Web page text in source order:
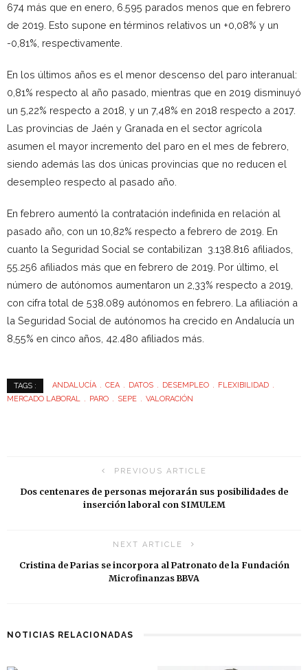
674 más que en enero, 6.595 parados menos que en febrero
de 2019. Esto supone en términos relativos un +0,08% y un
-0,81%, respectivamente.
En los últimos años es el menor descenso del paro interanual:
0,81% respecto al año pasado, mientras que en 2019 disminuyó
un 5,22% respecto a 2018, y un 7,48% en 2018 respecto a 2017.
Las provincias de Jaén y Granada en el sector agrícola
asumen el mayor incremento del paro en el mes de febrero,
siendo además las dos únicas provincias que no reducen el
desempleo respecto al pasado año.
En febrero aumentó la contratación indefinida en relación al
pasado año, con un 10,82% respecto a febrero de 2019. En
cuanto la Seguridad Social se contabilizan 3.138.816 afiliados,
55.256 afiliados más que en febrero de 2019. Por último, el
número de autónomos aumentaron un 2,33% respecto a 2019,
con cifra total de 538.089 autónomos en febrero. La afiliación a
la Seguridad Social de autónomos ha crecido en Andalucía un
8,55% en cinco años, 42.480 afiliados más.
TAGS : ANDALUCÍA CEA DATOS DESEMPLEO
FLEXIBILIDAD
MERCADO LABORAL
PARO SEPE VALORACIÓN
PREVIOUS ARTICLE
Dos centenares de personas mejorarán sus posibilidades de
inserción laboral con SIMULEM
NEXT ARTICLE
Cristina de Parias se incorpora al Patronato de la Fundación
Microfinanzas BBVA
NOTICIAS RELACIONADAS